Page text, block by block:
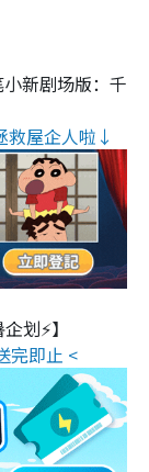
小新剧场版：千
救屋企人啦↓
划⚡】
完即止 <